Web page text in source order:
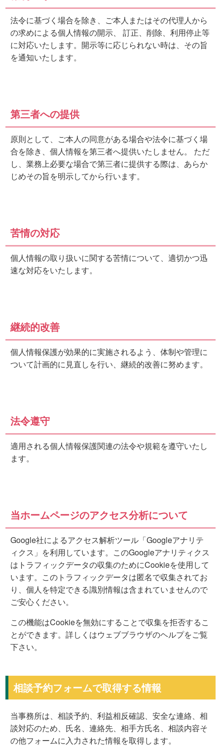
法令に基づく場合を除き、ご本人またはその代理人から
の求めによる個人情報の開示、 訂正、削除、利用停止等
に対応いたします。開示等に応じられない時は、その旨
を通知いたします。
第三者への提供
原則として、ご本人の同意がある場合や法令に基づく場
合を除き、個人情報を第三者へ提供いたしません。 ただ
し、業務上必要な場合で第三者に提供する際は、あらか
じめその旨を明示してから行います。
苦情の対応
個人情報の取り扱いに関する苦情について、適切かつ迅
速な対応をいたします。
継続的改善
個人情報保護が効果的に実施されるよう、体制や管理に
ついて計画的に見直しを行い、継続的改善に努めます。
法令遵守
適用される個人情報保護関連の法令や規範を遵守いたし
ます。
当ホームページのアクセス分析について
Google社によるアクセス解析ツール「Googleアナリテ
ィクス」を利用しています。このGoogleアナリティクス
はトラフィックデータの収集のためにCookieを使用して
います。このトラフィックデータは匿名で収集されてお
り、個人を特定できる識別情報は含まれていませんので
ご安心ください。
この機能はCookieを無効にすることで収集を拒否するこ
とができます。詳しくはウェブブラウザのヘルプをご覧
下さい。
相談予約フォームで取得する情報
当事務所は、相談予約、利益相反確認、安全な連絡、相
談対応のため、氏名、連絡先、相手方氏名、相談内容そ
の他フォームに入力された情報を取得します。